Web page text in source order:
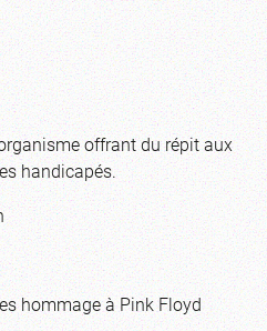
offrant du répit aux
handicapés.
hommage à Pink Floyd